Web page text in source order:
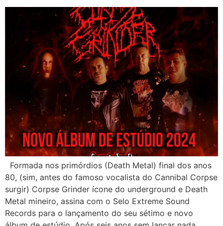
Formada nos primórdios (Death Metal) final dos anos
80, (sim, antes do famoso vocalista do Cannibal Corpse
surgir) Corpse Grinder ícone do underground e Death
Metal mineiro, assina com o Selo Extreme Sound
Records para o lançamento do seu sétimo e novo